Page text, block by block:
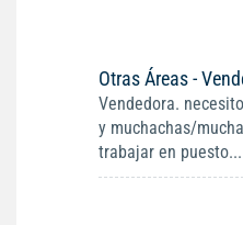
Otras Áreas -
Vendedora.
y muchachas/
trabajar en puesto...